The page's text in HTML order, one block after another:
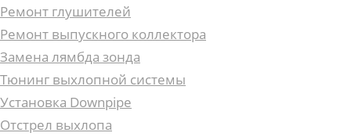
Ремонт глушителей
Ремонт выпускного коллектора
Замена лямбда зонда
Тюнинг выхлопной системы
Установка Downpipe
Отстрел выхлопа